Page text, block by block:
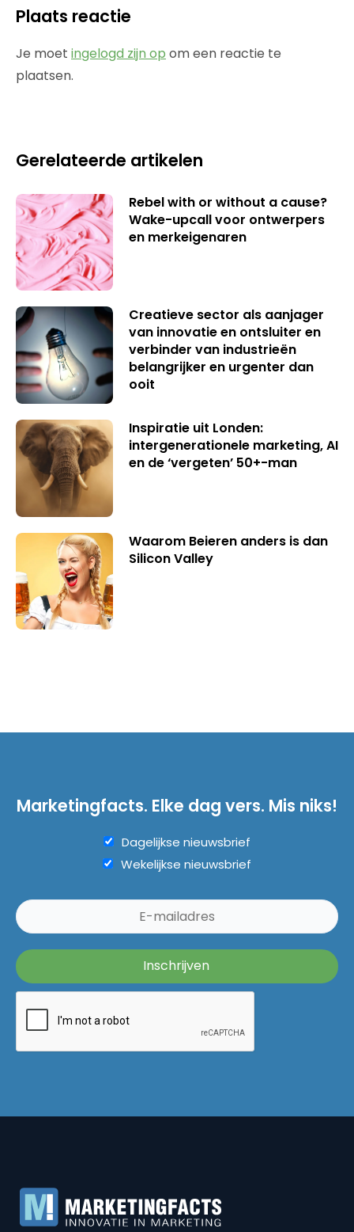
Plaats reactie
Je moet ingelogd zijn op om een reactie te
plaatsen.
Gerelateerde artikelen
Rebel with or without a cause?
Wake-upcall voor ontwerpers
en merkeigenaren
Creatieve sector als aanjager
van innovatie en ontsluiter en
verbinder van industrieën
belangrijker en urgenter dan
ooit
Inspiratie uit Londen:
intergenerationele marketing, AI
en de ‘vergeten’ 50+-man
Waarom Beieren anders is dan
Silicon Valley
Marketingfacts. Elke dag vers. Mis niks!
Dagelijkse nieuwsbrief
Wekelijkse nieuwsbrief